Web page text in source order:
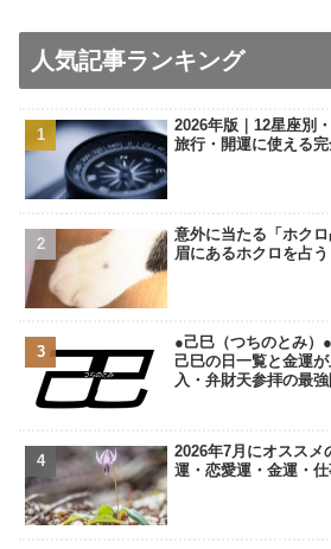
人気記事ランキング
2026年版｜12星座別
旅行・開運に使える
意外に当たる「ホク
眉にあるホクロを占う
●己巳（つちのとみ）
己巳の日一覧と金運
入・弁財天参拝の最強
2026年7月にオスス
運・恋愛運・金運・